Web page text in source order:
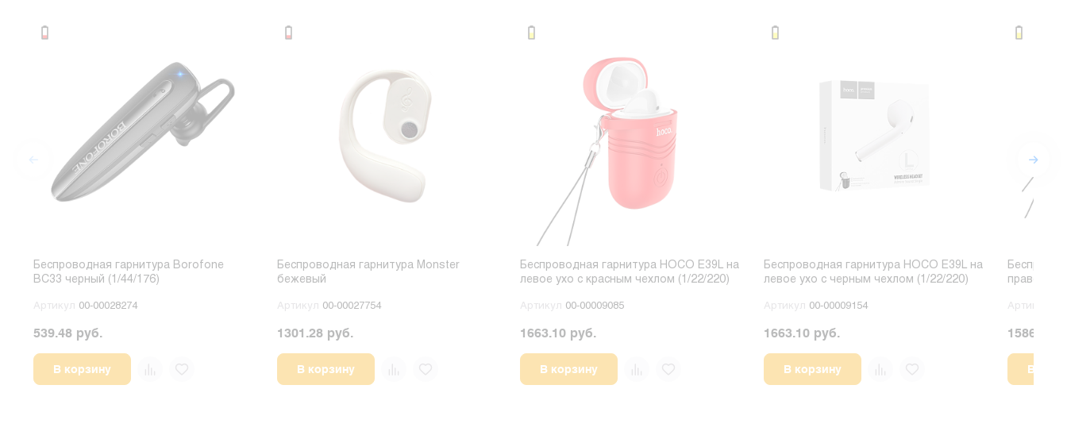
Беспроводная гарнитура Borofone
BC33 черный (1/44/176)
Артикул 00-00028274
539.48 руб.
В корзину
Беспроводная гарнитура Monster
бежевый
Артикул 00-00027754
1301.28 руб.
В корзину
Беспроводная гарнитура HOCO E39L на
левое ухо с красным чехлом (1/22/220)
Артикул 00-00009085
1663.10 руб.
В корзину
Беспроводная гарнитура HOCO E39L на
левое ухо с черным чехлом (1/22/220)
Артикул 00-00009154
1663.10 руб.
В корзину
правое
Артикул
1586.18
В